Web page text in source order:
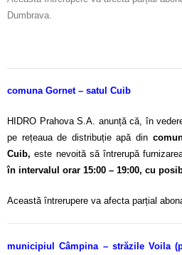
Dumbrava.
comuna Gornet – satul Cuib
HIDRO Prahova S.A. anunță că, în
pe rețeaua de distribuție apă din
Cuib,este nevoită să întrerupă
în intervalul orar 15:00 – 19:00, cu
Această întrerupere va afecta parțial
municipiul Câmpina – străzile Voila